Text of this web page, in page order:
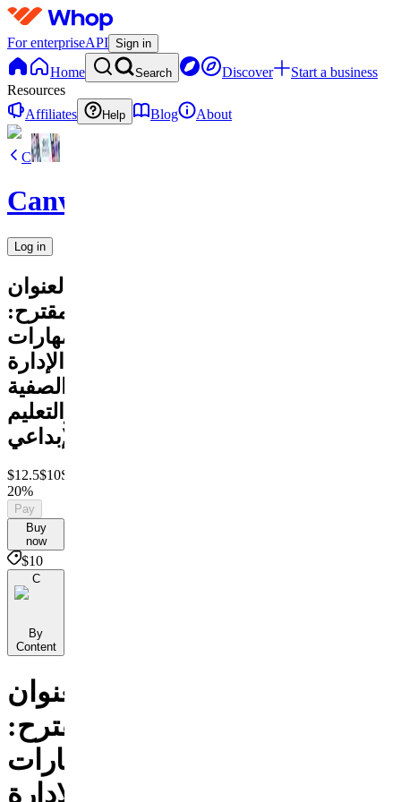
For enterpriseAPI Sign in
Home Search Discover
Start a business
Resources
Affiliates
Help Blog About
C
CanvaVault
Log in
العنوان
المقترح:
مهارات
الإدارة
الصفية
والتعليم
الإبداعي
$12.5$10Save
20%
Pay
Buy
now
$10
C
By
Content
العنوان
المقترح:
مهارات
الإدارة